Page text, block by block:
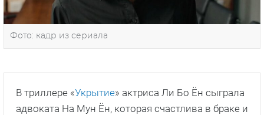
Фото: кадр из сериала
В триллере «Укрытие» актриса Ли Бо Ён сыграла
адвоката На Мун Ён, которая счастлива в браке и